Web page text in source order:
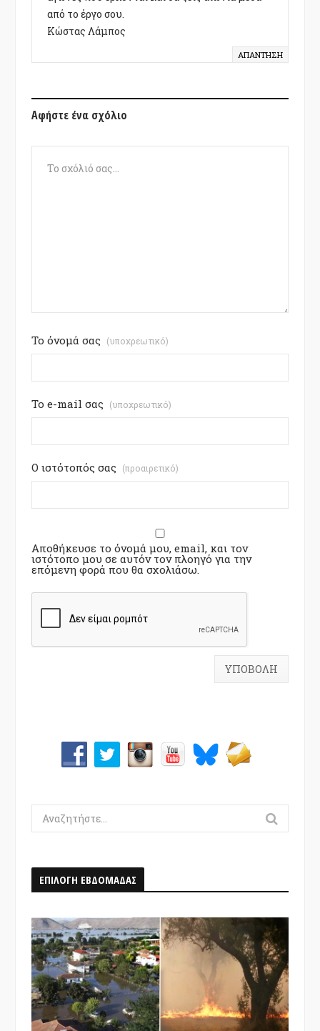
από το έργο σου.
Κώστας Λάμπος
ΑΠΆΝΤΗΣΗ
Αφήστε ένα σχόλιο
Το όνομά σας (υποχρεωτικό)
Το e-mail σας (υποχρεωτικό)
Ο ιστότοπός σας (προαιρετικό)
Αποθήκευσε το όνομά μου, email, και τον
ιστότοπο μου σε αυτόν τον πλοηγό για την
επόμενη φορά που θα σχολιάσω.
Search
for:
ΕΠΙΛΟΓΗ ΕΒΔΟΜΑΔΑΣ